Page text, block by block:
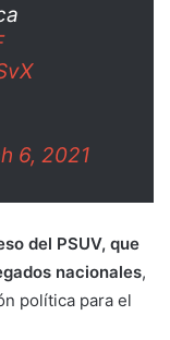
6, 2021
del PSUV, que
nacionales,
política para el